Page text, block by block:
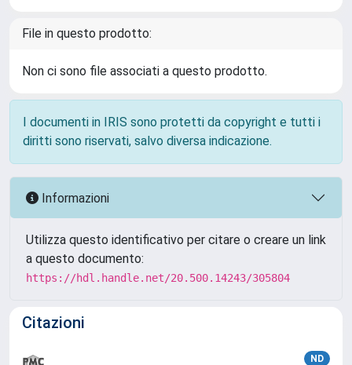
File in questo prodotto:
Non ci sono file associati a questo prodotto.
I documenti in IRIS sono protetti da copyright e tutti i
diritti sono riservati, salvo diversa indicazione.
Informazioni
Utilizza questo identificativo per citare o creare un link
a questo documento:
https://hdl.handle.net/20.500.14243/305804
Citazioni
ND